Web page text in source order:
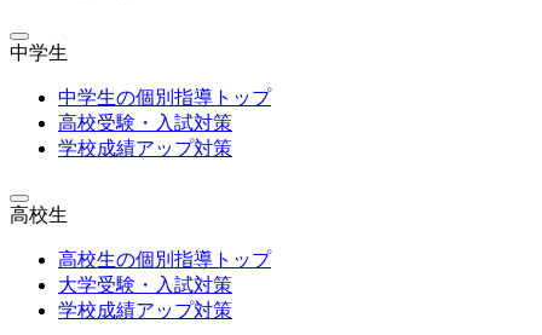
中学生
中学生の個別指導トップ
高校受験・入試対策
学校成績アップ対策
高校生
高校生の個別指導トップ
大学受験・入試対策
学校成績アップ対策